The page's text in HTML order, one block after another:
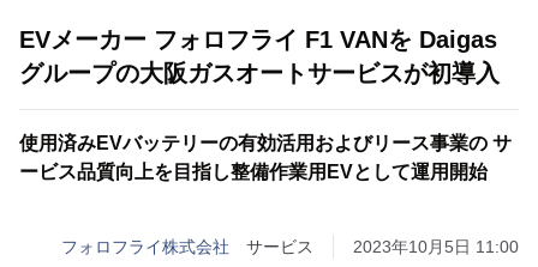
EVメーカー フォロフライ F1 VANを Daigas
グループの大阪ガスオートサービスが初導入
使用済みEVバッテリーの有効活用およびリース事業の サ
ービス品質向上を目指し整備作業用EVとして運用開始
フォロフライ株式会社 サービス 2023年10月5日 11:00